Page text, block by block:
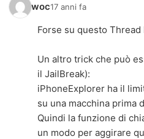
woc17 anni fa
Forse su questo Thread
Un altro trick che può
il JailBreak):
iPhoneExplorer ha il
su una macchina prima
Quindi la funzione di
un modo per aggirare